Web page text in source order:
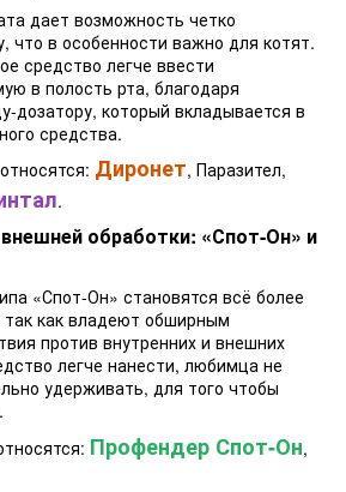
дает возможность четко
что в особенности важно для котят.
средство легче ввести
в полость рта, благодаря
дозатору, который вкладывается в
средства.
Диронет, Паразител,
.
обработки: «Спот-Он» и
«Спот-Он» становятся всё более
как владеют обширным
против внутренних и внешних
легче нанести, любимца не
удерживать, для того чтобы
Профендер Спот-Он,